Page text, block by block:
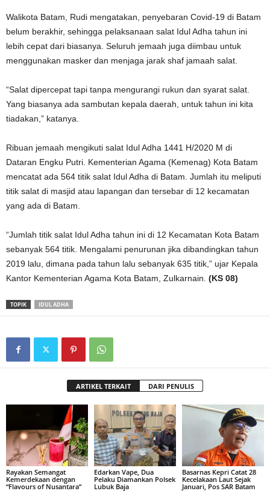
Walikota Batam, Rudi mengatakan, penyebaran Covid-19 di Batam
belum berakhir, sehingga pelaksanaan salat Idul Adha tahun ini
lebih cepat dari biasanya. Seluruh jemaah juga diimbau untuk
menggunakan masker dan menjaga jarak shaf jamaah salat.
“Salat dipercepat tapi tanpa mengurangi rukun dan syarat salat.
Yang biasanya ada sambutan kepala daerah, untuk tahun ini kita
tiadakan,” katanya.
Ribuan jemaah mengikuti salat Idul Adha 1441 H/2020 M di
Dataran Engku Putri. Kementerian Agama (Kemenag) Kota Batam
mencatat ada 564 titik salat Idul Adha di Batam. Jumlah itu meliputi
titik salat di masjid atau lapangan dan tersebar di 12 kecamatan
yang ada di Batam.
“Jumlah titik salat Idul Adha tahun ini di 12 Kecamatan Kota Batam
sebanyak 564 titik. Mengalami penurunan jika dibandingkan tahun
2019 lalu, dimana pada tahun lalu sebanyak 635 titik,” ujar Kepala
Kantor Kementerian Agama Kota Batam, Zulkarnain. (KS 08)
TOPIK IDUL ADHA
ARTIKEL TERKAIT DARI PENULIS
Rayakan Semangat
Kemerdekaan dengan
“Flavours of Nusantara”
Edarkan Vape, Dua
Pelaku Diamankan Polsek
Lubuk Baja
Basarnas Kepri Catat 28
Kecelakaan Laut Sejak
Januari, Pos SAR Batam